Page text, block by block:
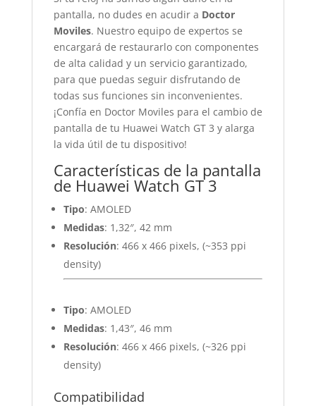
pantalla, no dudes en acudir a Doctor
Moviles. Nuestro equipo de expertos se
encargará de restaurarlo con componentes
de alta calidad y un servicio garantizado,
para que puedas seguir disfrutando de
todas sus funciones sin inconvenientes.
¡Confía en Doctor Moviles para el cambio de
pantalla de tu Huawei Watch GT 3 y alarga
la vida útil de tu dispositivo!
Características de la pantalla
de Huawei Watch GT 3
Tipo: AMOLED
Medidas: 1,32″, 42 mm
Resolución: 466 x 466 pixels, (~353 ppi
density)
Tipo: AMOLED
Medidas: 1,43″, 46 mm
Resolución: 466 x 466 pixels, (~326 ppi
density)
Compatibilidad